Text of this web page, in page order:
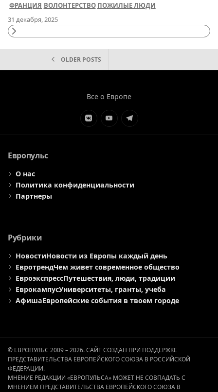
ФРАНЦИЯ ВОЛОНТЕРСТВО ПОЖИЛЫЕ ЛЮДИ
31 декабря, 2025
Continue
НАВИГАЦИЯ
ПО
OLDER POSTS
Все о Европе
ЭлементЭлементЭлемент
Европульс
О нас
Политика конфиденциальности
Партнеры
Рубрики
НовостиНовости из Европы каждый день
ЕвротрендЧем живет современное общество
ЕвроэкспрессПутешествия, люди, традиции
ЕврокампусУниверситеты, гранты, учеба
АфишаЕвропейские события в твоем городе
© ЕВРОПУЛЬС 2009 – 2026. САЙТ СОЗДАН ПРИ ПОДДЕРЖКЕ
ПРЕДСТАВИТЕЛЬСТВА ЕВРОПЕЙСКОГО СОЮЗА В РОССИЙСКОЙ
ФЕДЕРАЦИИ.
МНЕНИЕ РЕДАКЦИИ «ЕВРОПУЛЬСА» МОЖЕТ НЕ СОВПАДАТЬ С
МНЕНИЕМ ПРЕДСТАВИТЕЛЬСТВА ЕВРОПЕЙСКОГО СОЮЗА В